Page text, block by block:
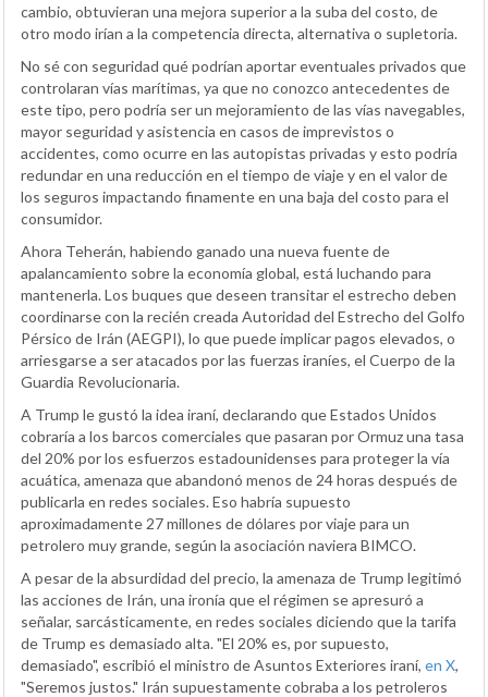
cambio, obtuvieran una mejora superior a la suba del costo, de
otro modo irían a la competencia directa, alternativa o supletoria.
No sé con seguridad qué podrían aportar eventuales privados que
controlaran vías marítimas, ya que no conozco antecedentes de
este tipo, pero podría ser un mejoramiento de las vías navegables,
mayor seguridad y asistencia en casos de imprevistos o
accidentes, como ocurre en las autopistas privadas y esto podría
redundar en una reducción en el tiempo de viaje y en el valor de
los seguros impactando finamente en una baja del costo para el
consumidor.
Ahora Teherán, habiendo ganado una nueva fuente de
apalancamiento sobre la economía global, está luchando para
mantenerla. Los buques que deseen transitar el estrecho deben
coordinarse con la recién creada Autoridad del Estrecho del Golfo
Pérsico de Irán (AEGPI), lo que puede implicar pagos elevados, o
arriesgarse a ser atacados por las fuerzas iraníes, el Cuerpo de la
Guardia Revolucionaria.
A Trump le gustó la idea iraní, declarando que Estados Unidos
cobraría a los barcos comerciales que pasaran por Ormuz una tasa
del 20% por los esfuerzos estadounidenses para proteger la vía
acuática, amenaza que abandonó menos de 24 horas después de
publicarla en redes sociales. Eso habría supuesto
aproximadamente 27 millones de dólares por viaje para un
petrolero muy grande, según la asociación naviera BIMCO.
A pesar de la absurdidad del precio, la amenaza de Trump legitimó
las acciones de Irán, una ironía que el régimen se apresuró a
señalar, sarcásticamente, en redes sociales diciendo que la tarifa
de Trump es demasiado alta. "El 20% es, por supuesto,
demasiado", escribió el ministro de Asuntos Exteriores iraní, en X,
"Seremos justos." Irán supuestamente cobraba a los petroleros